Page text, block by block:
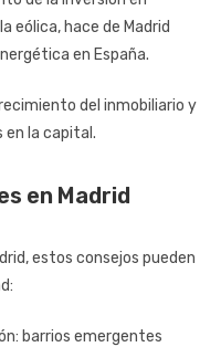
eólica, hace de Madrid
en España.
del inmobiliario y
en la capital.
en Madrid
estos consejos pueden
barrios emergentes